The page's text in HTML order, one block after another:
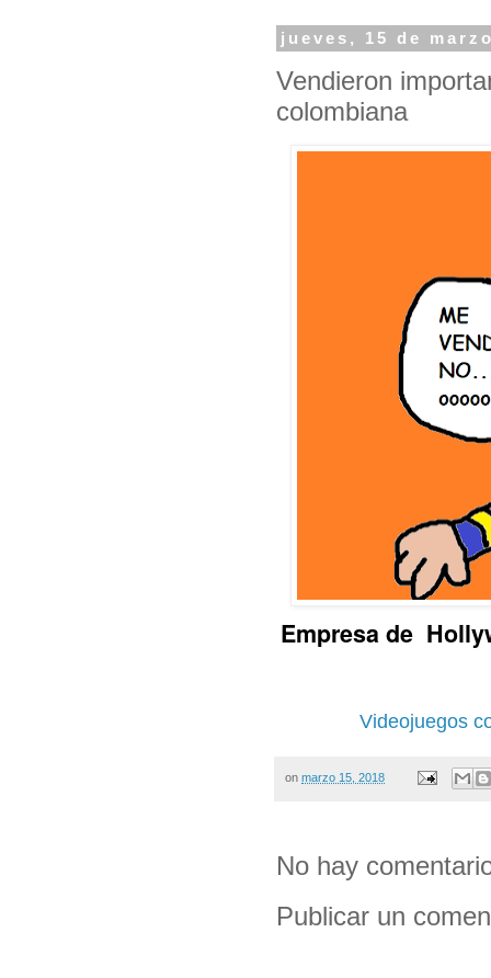
jueves, 15 de
Vendieron
colombiana
Empresa de
Videojuegos
on marzo 15, 2018
No hay
Publicar un